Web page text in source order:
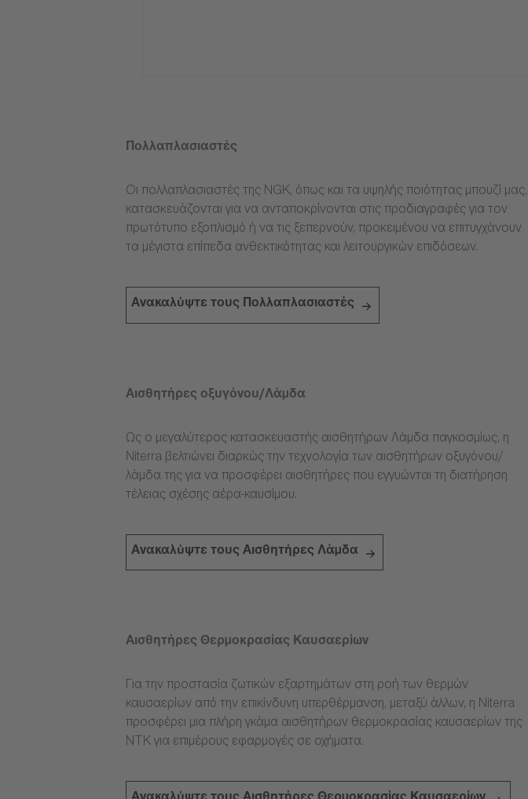
Πολλαπλασιαστές
Οι πολλαπλασιαστές της NGK, όπως και τα υψηλής ποιότητας μπουζί μας,
κατασκευάζονται για να ανταποκρίνονται στις προδιαγραφές για τον
πρωτότυπο εξοπλισμό ή να τις ξεπερνούν, προκειμένου να επιτυγχάνουν
τα μέγιστα επίπεδα ανθεκτικότητας και λειτουργικών επιδόσεων.
Ανακαλύψτε τους Πολλαπλασιαστές
Αισθητήρες οξυγόνου/Λάμδα
Ως ο μεγαλύτερος κατασκευαστής αισθητήρων Λάμδα παγκοσμίως, η
Niterra βελτιώνει διαρκώς την τεχνολογία των αισθητήρων οξυγόνου/
λάμδα της για να προσφέρει αισθητήρες που εγγυώνται τη διατήρηση
τέλειας σχέσης αέρα-καυσίμου.
Ανακαλύψτε τους Αισθητήρες Λάμδα
Αισθητήρες Θερμοκρασίας Καυσαερίων
Για την προστασία ζωτικών εξαρτημάτων στη ροή των θερμών
καυσαερίων από την επικίνδυνη υπερθέρμανση, μεταξύ άλλων, η Niterra
προσφέρει μια πλήρη γκάμα αισθητήρων θερμοκρασίας καυσαερίων της
NTK για επιμέρους εφαρμογές σε οχήματα.